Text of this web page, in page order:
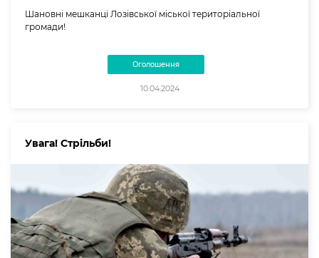
Шановні мешканці Лозівської міської територіальної
громади!
Оголошення
10.04.2024
Увага! Стрільби!